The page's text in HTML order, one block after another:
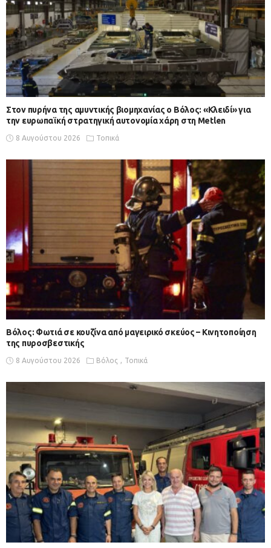
Στον πυρήνα της αμυντικής βιομηχανίας ο Βόλος: «Κλειδί» για
την ευρωπαϊκή στρατηγική αυτονομία χάρη στη Metlen
8 Αυγούστου 2026 Τοπικά
Βόλος: Φωτιά σε κουζίνα από μαγειρικό σκεύος – Κινητοποίηση
της πυροσβεστικής
8 Αυγούστου 2026 Βόλος Τοπικά